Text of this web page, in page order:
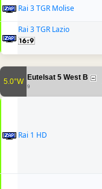
Rai 3 TGR Molise
Rai 3 TGR Lazio
5.0°W Eutelsat 5 West B
9
Rai 1 HD